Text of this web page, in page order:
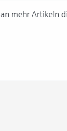
mehr Artikeln